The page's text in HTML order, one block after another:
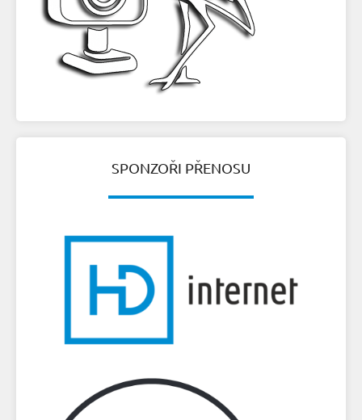
SPONZOŘI PŘENOSU